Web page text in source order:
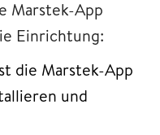
Marstek-App
Einrichtung:
die Marstek-App
und